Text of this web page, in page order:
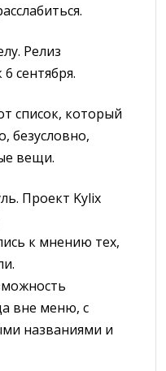
Релиз
сентября.
список, который
безусловно,
вещи.
Проект Kylix
к мнению тех,
вне меню, с
названиями и